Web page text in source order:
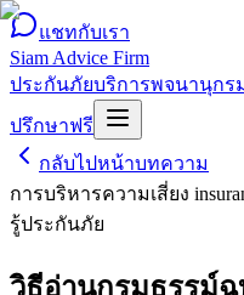
แชทกับเรา
Siam Advice Firm
ประกันภัยบริการพจนานุกร
ปรึกษาฟรี
กลับไปหน้าบทความ
การบริหารความเสี่ยง
รู้ประกันภัย
วิธีอ่านกรมธรรม์ฉ